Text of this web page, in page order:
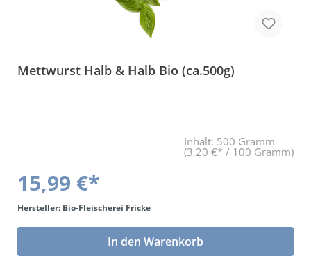
Mettwurst Halb & Halb Bio (ca.500g)
Inhalt: 500 Gramm
(3,20 €* / 100 Gramm)
15,99 €*
Hersteller: Bio-Fleischerei Fricke
In den Warenkorb